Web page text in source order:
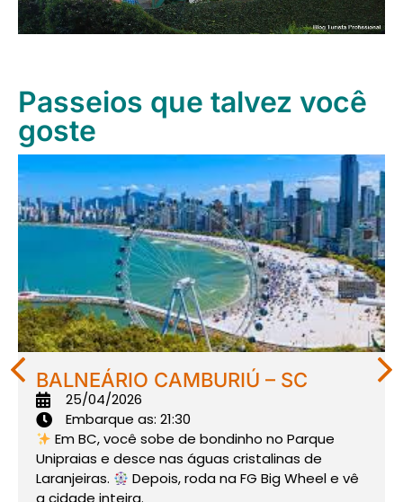
Passeios que talvez você
goste
BALNEÁRIO CAMBURIÚ – SC
25/04/2026
Embarque as: 21:30
Em BC, você sobe de bondinho no Parque
Unipraias e desce nas águas cristalinas de
Laranjeiras.
Depois, roda na FG Big Wheel e vê
a cidade inteira.